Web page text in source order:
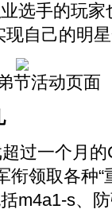
选手的玩家
现自己的明
节活动页面
一个月的
衔领取各种“
m4a1-s、